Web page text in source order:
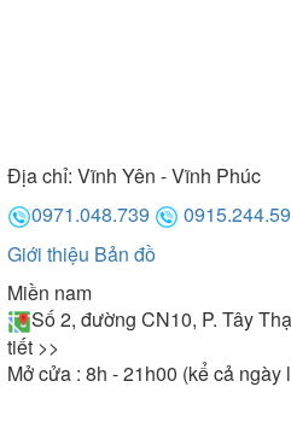
Địa chỉ: Vĩnh Yên - Vĩnh Phúc
0971.048.739
Giới thiệu Bản đồ
Miền nam
Số 2, đường CN10, P. Tây
tiết >>
Mở cửa : 8h - 21h00 (kể cả ngày